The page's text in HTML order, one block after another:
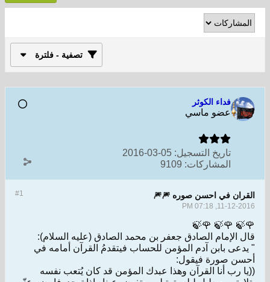
تصفية - فلترة
فداء الكوثر
عضو ماسي
تاريخ التسجيل: 05-03-2016
المشاركات: 9109
#1 القران في احسن صوره 🎆🎆
11-12-2016, 07:18 PM
🌹🍃 🌹🍃 🌹🍃
قال الإمام الصادق جعفر بن محمد الصادق (عليه السلام):
" يدعى بابن آدم المؤمن للحساب فيتقدمُ القرآن أمامه في
أحسن صورة فيقول:
((يا رب أنا القرآن وهذا عبدك المؤمن قد كان يُتعب نفسه